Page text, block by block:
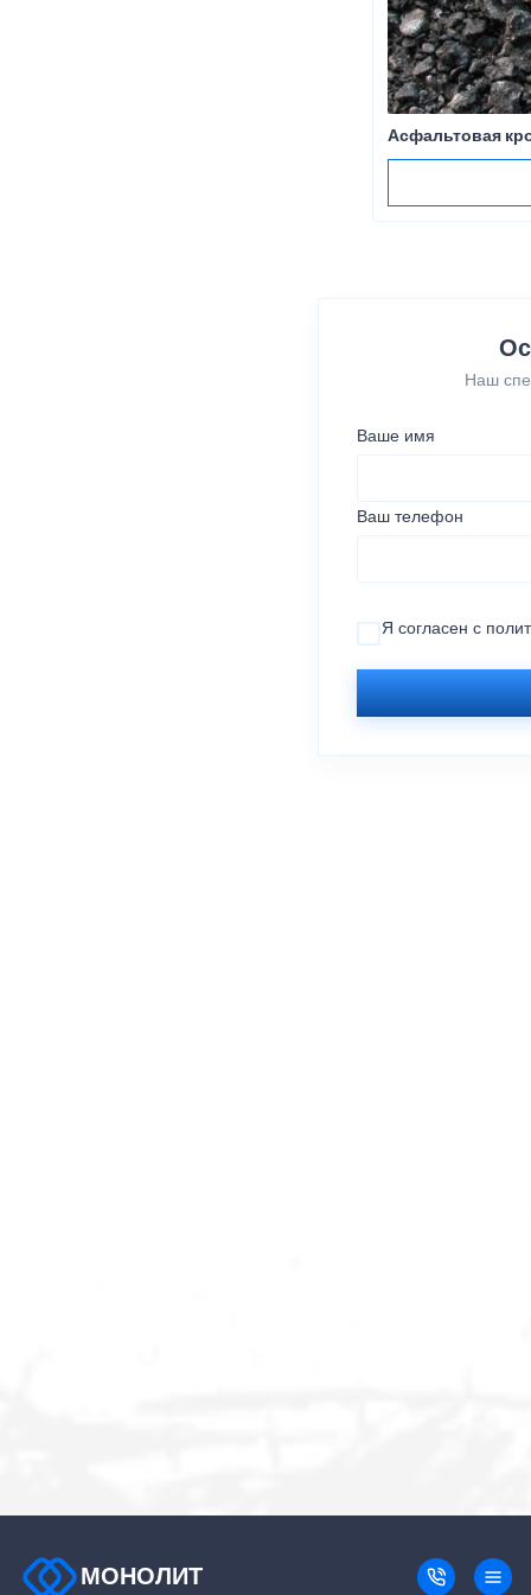
Асфальтовая
Наш
Ваше имя
Ваш телефон
Я согласен с
МОНОЛИТ